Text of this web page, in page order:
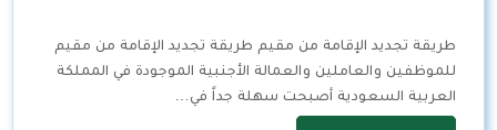
طريقة تجديد الإقامة من مقيم طريقة تجديد الإقامة من مقيم
للموظفين والعاملين والعمالة الأجنبية الموجودة في المملكة
العربية السعودية أصبحت سهلة جداً في…